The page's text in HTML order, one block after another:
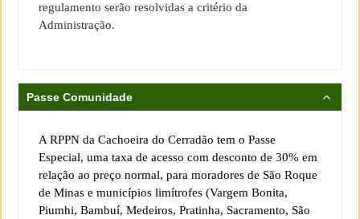
regulamento serão resolvidas a critério da
Administração.
Passe Comunidade
A RPPN da Cachoeira do Cerradão tem o Passe
Especial, uma taxa de acesso com desconto de 30% em
relação ao preço normal, para moradores de São Roque
de Minas e municípios limítrofes (Vargem Bonita,
Piumhi, Bambuí, Medeiros, Pratinha, Sacramento, São